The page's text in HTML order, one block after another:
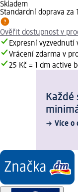
Skladem
Standardní doprava za
Ověřit dostupnost v
Expresní
Vrácení zdarma v
25 Kč = 1 dm active
Více o